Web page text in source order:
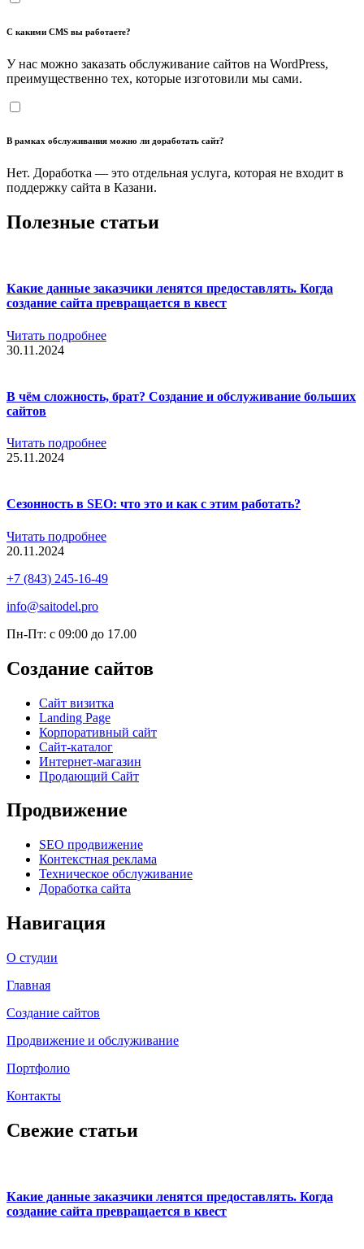
С какими CMS вы работаете?
У нас можно заказать обслуживание сайтов на WordPress,
преимущественно тех, которые изготовили мы сами.
В рамках обслуживания можно ли доработать сайт?
Нет. Доработка — это отдельная услуга, которая не входит в
поддержку сайта в Казани.
Полезные статьи
Какие данные заказчики ленятся предоставлять. Когда
создание сайта превращается в квест
Читать подробнее
30.11.2024
В чём сложность, брат? Создание и обслуживание больших
сайтов
Читать подробнее
25.11.2024
Сезонность в SEO: что это и как с этим работать?
Читать подробнее
20.11.2024
+7 (843) 245-16-49
info@saitodel.pro
Пн-Пт: с 09:00 до 17.00
Создание сайтов
Сайт визитка
Landing Page
Корпоративный сайт
Сайт-каталог
Интернет-магазин
Продающий Сайт
Продвижение
SEO продвижение
Контекстная реклама
Техническое обслуживание
Доработка сайта
Навигация
О студии
Главная
Создание сайтов
Продвижение и обслуживание
Портфолио
Контакты
Свежие статьи
Какие данные заказчики ленятся предоставлять. Когда
создание сайта превращается в квест